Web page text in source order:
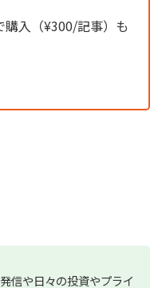
入（¥300/記事）も
信や日々の投資やプライ